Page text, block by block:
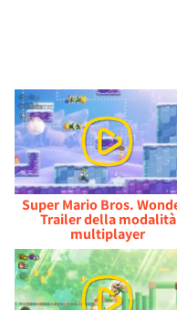
Super Mario Bros.
Trailer della modalità
multiplayer